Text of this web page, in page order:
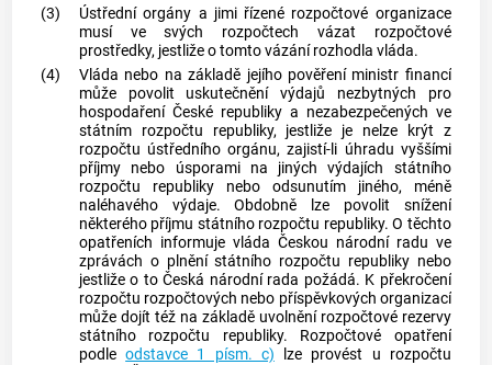
(3)
Ústřední orgány a jimi řízené rozpočtové organizace
musí ve svých rozpočtech vázat rozpočtové
prostředky, jestliže o tomto vázání rozhodla vláda.
(4)
Vláda nebo na základě jejího pověření ministr financí
může povolit uskutečnění výdajů nezbytných pro
hospodaření České republiky a nezabezpečených ve
státním rozpočtu republiky, jestliže je nelze krýt z
rozpočtu ústředního orgánu, zajistí-li úhradu vyššími
příjmy nebo úsporami na jiných výdajích státního
rozpočtu republiky nebo odsunutím jiného, méně
naléhavého výdaje. Obdobně lze povolit snížení
některého příjmu státního rozpočtu republiky. O těchto
opatřeních informuje vláda Českou národní radu ve
zprávách o plnění státního rozpočtu republiky nebo
jestliže o to Česká národní rada požádá. K překročení
rozpočtu rozpočtových nebo příspěvkových organizací
může dojít též na základě uvolnění rozpočtové rezervy
státního rozpočtu republiky. Rozpočtové opatření
podleodstavce 1 písm. c) lze provést u rozpočtu